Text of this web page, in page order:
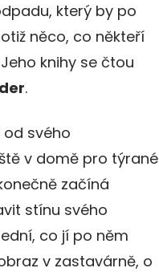
který by po
něco, co někteří
knihy se čtou
.
od svého
v domě pro týrané
začíná
stínu svého
co jí po něm
v zastavárně, o